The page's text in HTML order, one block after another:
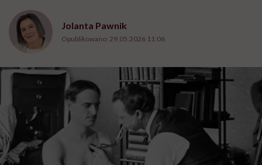
Jolanta Pawnik
Opublikowano: 29.05.2026 11:06